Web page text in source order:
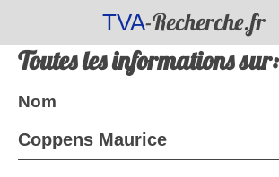
TVA-Recherche.fr
Toutes les informations sur:
Nom
Coppens Maurice